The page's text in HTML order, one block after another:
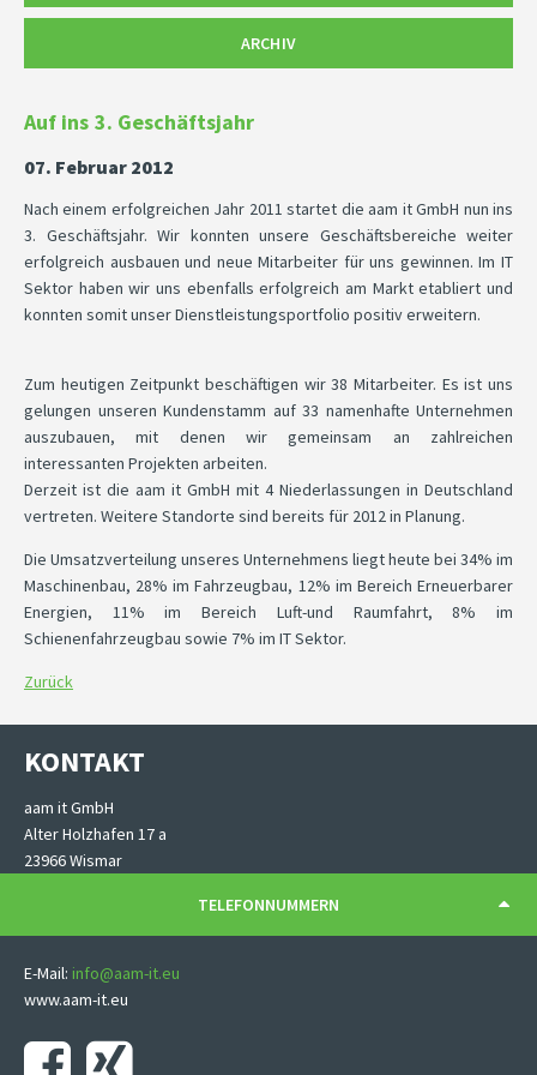
ARCHIV
Auf ins 3. Geschäftsjahr
07. Februar 2012
Nach einem erfolgreichen Jahr 2011 startet die aam it GmbH nun ins
3. Geschäftsjahr. Wir konnten unsere Geschäftsbereiche weiter
erfolgreich ausbauen und neue Mitarbeiter für uns gewinnen. Im IT
Sektor haben wir uns ebenfalls erfolgreich am Markt etabliert und
konnten somit unser Dienstleistungsportfolio positiv erweitern.
Zum heutigen Zeitpunkt beschäftigen wir 38 Mitarbeiter. Es ist uns
gelungen unseren Kundenstamm auf 33 namenhafte Unternehmen
auszubauen, mit denen wir gemeinsam an zahlreichen
interessanten Projekten arbeiten.
Derzeit ist die aam it GmbH mit 4 Niederlassungen in Deutschland
vertreten. Weitere Standorte sind bereits für 2012 in Planung.
Die Umsatzverteilung unseres Unternehmens liegt heute bei 34% im
Maschinenbau, 28% im Fahrzeugbau, 12% im Bereich Erneuerbarer
Energien, 11% im Bereich Luft-und Raumfahrt, 8% im
Schienenfahrzeugbau sowie 7% im IT Sektor.
Zurück
KONTAKT
aam it GmbH
Alter Holzhafen 17 a
23966 Wismar
TELEFONNUMMERN
E-Mail: info@aam-it.eu
www.aam-it.eu